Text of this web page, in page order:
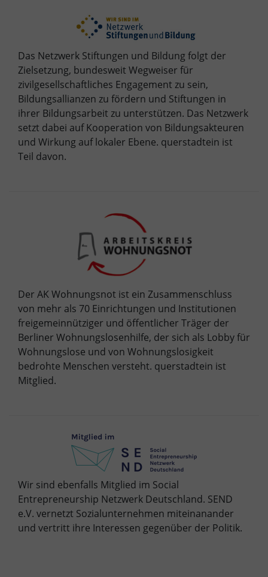
Das Netzwerk Stiftungen und Bildung folgt der
Zielsetzung, bundesweit Wegweiser für
zivilgesellschaftliches Engagement zu sein,
Bildungsallianzen zu fördern und Stiftungen in
ihrer Bildungsarbeit zu unterstützen. Das Netzwerk
setzt dabei auf Kooperation von Bildungsakteuren
und Wirkung auf lokaler Ebene. querstadtein ist
Teil davon.
Der AK Wohnungsnot ist ein Zusammenschluss
von mehr als 70 Einrichtungen und Institutionen
freigemeinnütziger und öffentlicher Träger der
Berliner Wohnungslosenhilfe, der sich als Lobby für
Wohnungslose und von Wohnungslosigkeit
bedrohte Menschen versteht. querstadtein ist
Mitglied.
Wir sind ebenfalls Mitglied im Social
Entrepreneurship Netzwerk Deutschland. SEND
e.V. vernetzt Sozialunternehmen miteinanander
und vertritt ihre Interessen gegenüber der Politik.